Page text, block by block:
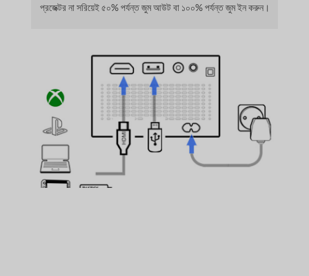
প্রজেক্টর না সরিয়েই ৫০% পর্যন্ত জুম আউট বা ১০০% পর্যন্ত জুম ইন করুন।